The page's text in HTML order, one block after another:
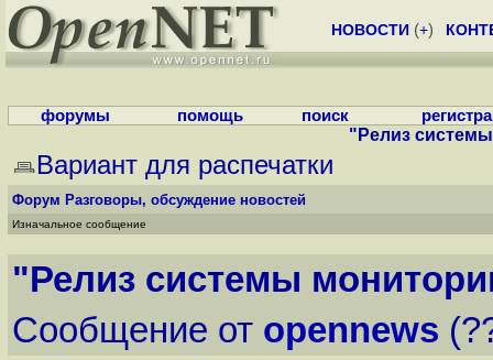
НОВОСТИ (+)
форумы помощь поиск
"Релиз
Вариант для распечатки
Форум Разговоры, обсуждение новостей
Изначальное сообщение
"Релиз системы
Сообщение от opennews